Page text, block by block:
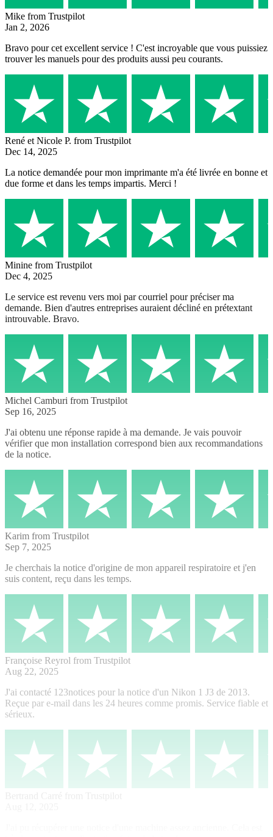
Mike from Trustpilot
Jan 2, 2026
Bravo pour cet excellent service ! C'est incroyable que vous puissiez
trouver les manuels pour des produits aussi peu courants.
René et Nicole P. from Trustpilot
Dec 14, 2025
La notice demandée pour mon imprimante m'a été livrée en bonne et
due forme et dans les temps impartis. Merci !
Minine from Trustpilot
Dec 4, 2025
Le service est revenu vers moi par courriel pour préciser ma
demande. Bien d'autres entreprises auraient décliné en prétextant
introuvable. Bravo.
Michel Camburi from Trustpilot
Sep 16, 2025
J'ai obtenu une réponse rapide à ma demande. Je vais pouvoir
vérifier que mon installation correspond bien aux recommandations
de la notice.
Karim from Trustpilot
Sep 7, 2025
Je cherchais la notice d'origine de mon appareil respiratoire et j'en
suis content, reçu dans les temps.
Françoise Reyrol from Trustpilot
Aug 22, 2025
J'ai contacté 123notices pour la notice d'un Nikon 1 J3 de 2013.
Reçue par e-mail dans les 24 heures comme promis. Service fiable et
sérieux.